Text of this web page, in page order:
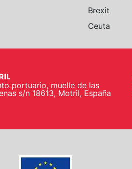
Brexit
Ceuta
portuario, muelle de las
s/n 18613, Motril, España